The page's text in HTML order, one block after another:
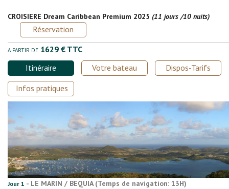
CROISIERE Dream Caribbean Premium 2025 (11 jours /10 nuits)
Réservation
A PARTIR DE 1629 € TTC
Itinéraire
Votre bateau
Dispos-Tarifs
Infos pratiques
Jour 1 - LE MARIN / BEQUIA (Temps de navigation: 13H)